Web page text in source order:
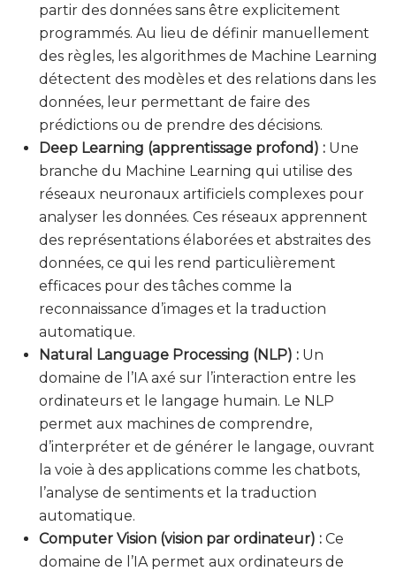
partir des données sans être explicitement
programmés. Au lieu de définir manuellement
des règles, les algorithmes de Machine Learning
détectent des modèles et des relations dans les
données, leur permettant de faire des
prédictions ou de prendre des décisions.
Deep Learning (apprentissage profond) : Une
branche du Machine Learning qui utilise des
réseaux neuronaux artificiels complexes pour
analyser les données. Ces réseaux apprennent
des représentations élaborées et abstraites des
données, ce qui les rend particulièrement
efficaces pour des tâches comme la
reconnaissance d’images et la traduction
automatique.
Natural Language Processing (NLP) : Un
domaine de l’IA axé sur l’interaction entre les
ordinateurs et le langage humain. Le NLP
permet aux machines de comprendre,
d’interpréter et de générer le langage, ouvrant
la voie à des applications comme les chatbots,
l’analyse de sentiments et la traduction
automatique.
Computer Vision (vision par ordinateur) : Ce
domaine de l’IA permet aux ordinateurs de